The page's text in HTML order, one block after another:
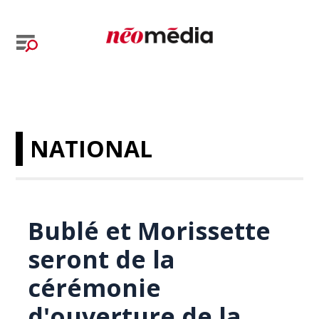
NATIONAL
Bublé et Morissette
seront de la
cérémonie